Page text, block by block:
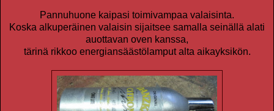
Pannuhuone kaipasi toimivampaa valaisinta.
Koska alkuperäinen valaisin sijaitsee samalla seinällä alati
auottavan oven kanssa,
tärinä rikkoo energiansäästölamput alta aikayksikön.